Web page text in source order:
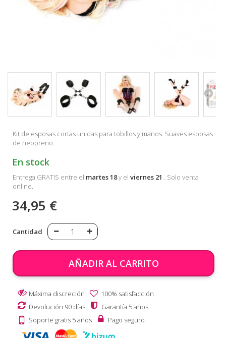
Kit de esposas cortas unidas para tobillos y manos. Suaves esposas
de neopreno.
En stock
Entrega GRATIS entre el martes 18y el viernes 21 . Solo venta
online.
34,95 €
Cantidad
AÑADIR AL CARRITO
Máxima discreción
100% satisfacción
Devolución 90 días
Garantía 5 años
Soporte gratis 5 años
Pago seguro